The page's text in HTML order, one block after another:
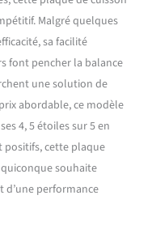
se corroder.
Malgré quelques
sa facilité
font pencher la balance
une solution de
abordable, ce modèle
4, 5 étoiles sur 5 en
cette plaque
souhaite
d’une performance